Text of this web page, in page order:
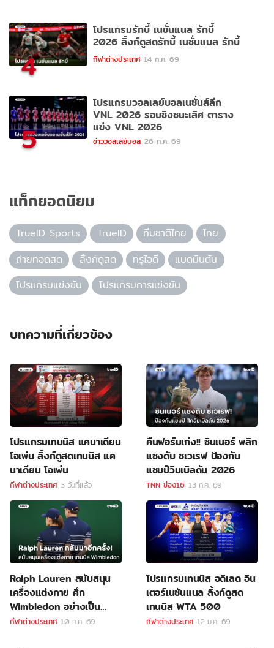
4
โปรแกรมรักบี้ เนชั่นแนล รักบี้
2026 ลิ้งก์ดูสดรักบี้ เนชั่นแนล รักบี้
กีฬาต่างประเทศ 14 ก.ค. 69
5
โปรแกรมวอลเลย์บอลเนชั่นส์ลีก
VNL 2026 รอบชิงชนะเลิศ ตาราง
แข่ง VNL 2026
ข่าววอลเลย์บอล 26 ก.ค. 69
แท็กยอดนิยม
TrueID Sports TrueID ทีมชาติไทย
ไทย
ถ่ายทอดสด
ลิ้งก์ดูสด ทรูไอดี
แบดมินตัน
โปรแกรมแข่งขัน
โปรแกรมการแข่งขัน
บทความที่เกี่ยวข้อง
โปรแกรมเทนนิส แคนาเดียน
โอเพ่น ลิ้งก์ดูสดเทนนิส แค
นาเดียน โอเพ่น
กีฬาต่างประเทศ 3 วันที่แล้ว
คืนฟอร์มเก่ง!! ซินเนอร์ พลิก
แซงดับ ซเวเรฟ ป้องกัน
แชมป์วิมเบิลดัน 2026
TNN ช่อง16 13 ก.ค. 69
Ralph Lauren สนับสนุน
เครื่องแต่งกาย ศึก
Wimbledon อย่างเป็น
ทางการ
กีฬาต่างประเทศ 10 ก.ค. 69
โปรแกรมเทนนิส อดิเลด อิน
เตอร์เนชันแนล ลิ้งก์ดูสด
เทนนิส WTA 500
กีฬาต่างประเทศ 12 ม.ค. 69